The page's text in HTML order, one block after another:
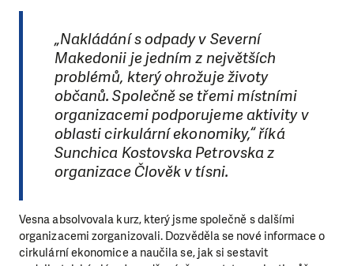
„Nakládání s odpady v Severní
Makedonii je jedním z největších
problémů, který ohrožuje životy
občanů. Společně se třemi místními
organizacemi podporujeme aktivity v
oblasti cirkulární ekonomiky,“ říká
Sunchica Kostovska Petrovska z
organizace Člověk v tísni.
Vesna absolvovala kurz, který jsme společně s dalšími
organizacemi zorganizovali. Dozvěděla se nové informace o
cirkulární ekonomice a naučila se, jak si sestavit